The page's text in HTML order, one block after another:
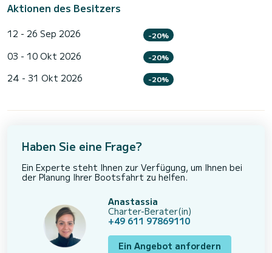
Aktionen des Besitzers
12 - 26 Sep 2026 -20%
03 - 10 Okt 2026 -20%
24 - 31 Okt 2026 -20%
Haben Sie eine Frage?
Ein Experte steht Ihnen zur Verfügung, um Ihnen bei
der Planung Ihrer Bootsfahrt zu helfen.
Anastassia
Charter-Berater(in)
+49 611 97869110
Ein Angebot anfordern